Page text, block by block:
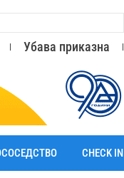
Убава приказна
CHECK IN